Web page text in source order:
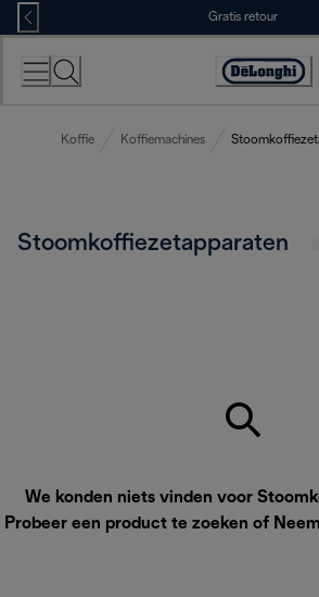
Skip
to
Content
Gratis retour
Accessibility
Koffie Koffiemachines
Stoomkoffiezetapparaten
We konden niets vinden voor
Probeer een product te zoeken of